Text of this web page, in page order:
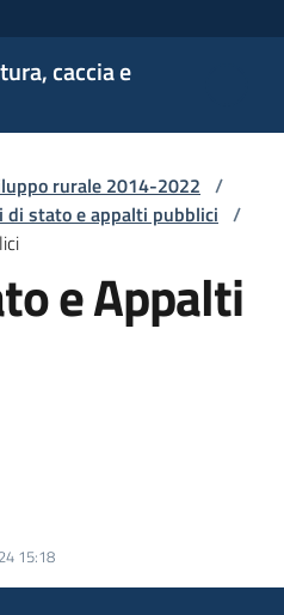
caccia e
rurale 2014-2022 /
di stato e appalti pubblici /
e Appalti
15:18